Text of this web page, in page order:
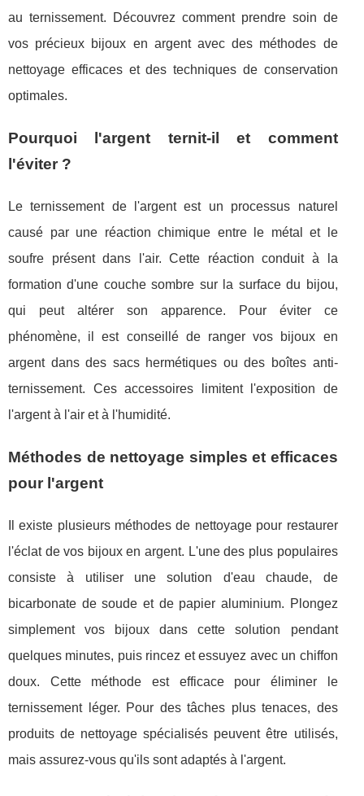
au ternissement. Découvrez comment prendre soin de
vos précieux bijoux en argent avec des méthodes de
nettoyage efficaces et des techniques de conservation
optimales.
Pourquoi l'argent ternit-il et comment
l'éviter ?
Le ternissement de l'argent est un processus naturel
causé par une réaction chimique entre le métal et le
soufre présent dans l'air. Cette réaction conduit à la
formation d'une couche sombre sur la surface du bijou,
qui peut altérer son apparence. Pour éviter ce
phénomène, il est conseillé de ranger vos bijoux en
argent dans des sacs hermétiques ou des boîtes anti-
ternissement. Ces accessoires limitent l'exposition de
l'argent à l'air et à l'humidité.
Méthodes de nettoyage simples et efficaces
pour l'argent
Il existe plusieurs méthodes de nettoyage pour restaurer
l'éclat de vos bijoux en argent. L'une des plus populaires
consiste à utiliser une solution d'eau chaude, de
bicarbonate de soude et de papier aluminium. Plongez
simplement vos bijoux dans cette solution pendant
quelques minutes, puis rincez et essuyez avec un chiffon
doux. Cette méthode est efficace pour éliminer le
ternissement léger. Pour des tâches plus tenaces, des
produits de nettoyage spécialisés peuvent être utilisés,
mais assurez-vous qu'ils sont adaptés à l'argent.